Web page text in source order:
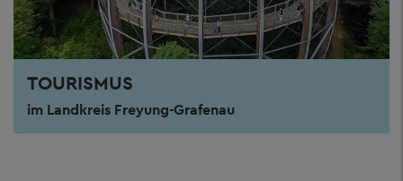
TOURISMUS
im Landkreis Freyung-Grafenau